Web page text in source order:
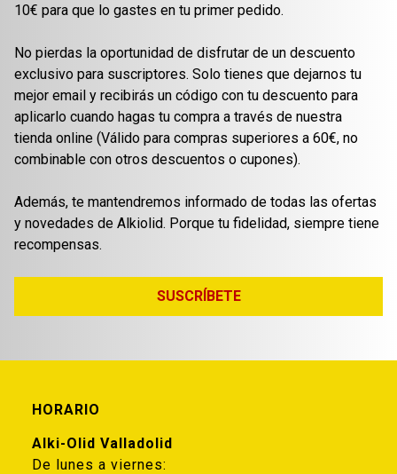
10€ para que lo gastes en tu primer pedido.
No pierdas la oportunidad de disfrutar de un descuento
exclusivo para suscriptores. Solo tienes que dejarnos tu
mejor email y recibirás un código con tu descuento para
aplicarlo cuando hagas tu compra a través de nuestra
tienda online (Válido para compras superiores a 60€, no
combinable con otros descuentos o cupones).
Además, te mantendremos informado de todas las ofertas
y novedades de Alkiolid. Porque tu fidelidad, siempre tiene
recompensas.
SUSCRÍBETE
HORARIO
Alki-Olid Valladolid
De lunes a viernes: